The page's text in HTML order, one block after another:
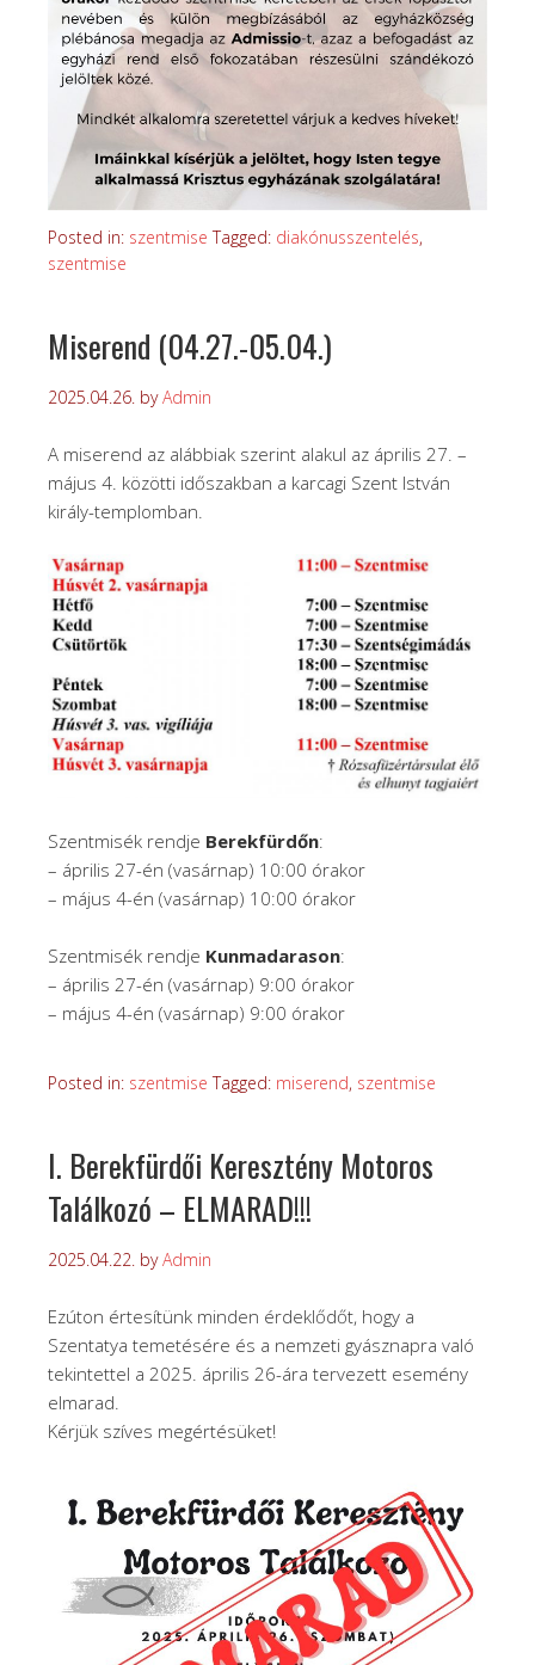
Posted in: szentmise Tagged: diakónusszentelés,
szentmise
Miserend (04.27.-05.04.)
2025.04.26. byAdmin
A miserend az alábbiak szerint alakul az április 27. –
május 4. közötti időszakban a karcagi Szent István
király-templomban.
Szentmisék rendje Berekfürdőn:
– április 27-én (vasárnap) 10:00 órakor
– május 4-én (vasárnap) 10:00 órakor
Szentmisék rendje Kunmadarason:
– április 27-én (vasárnap) 9:00 órakor
– május 4-én (vasárnap) 9:00 órakor
Posted in: szentmise Tagged: miserend, szentmise
I. Berekfürdői Keresztény Motoros
Találkozó – ELMARAD!!!
2025.04.22. byAdmin
Ezúton értesítünk minden érdeklődőt, hogy a
Szentatya temetésére és a nemzeti gyásznapra való
tekintettel a 2025. április 26-ára tervezett esemény
elmarad.
Kérjük szíves megértésüket!